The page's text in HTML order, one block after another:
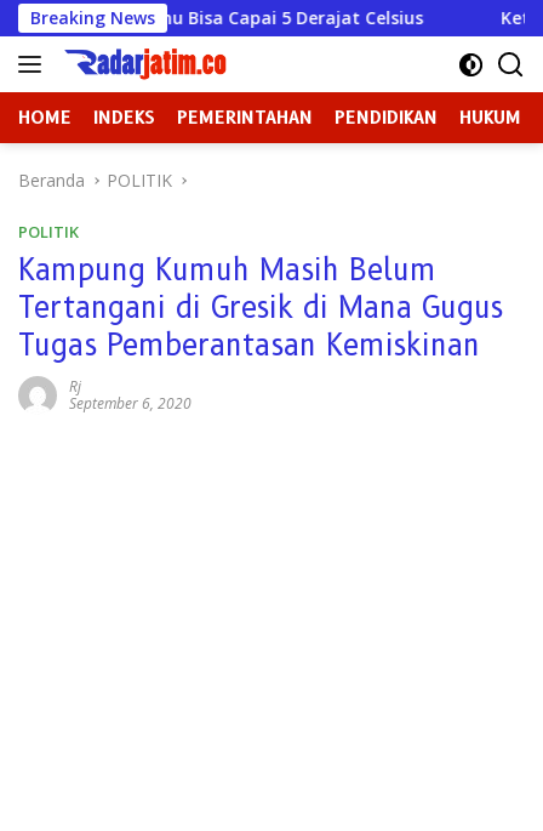
Langsung
ke
konten
Breaking News
Bisa Capai 5 Derajat Celsius Ketika Kekuasaan Lupa
HOME INDEKS PEMERINTAHAN PENDIDIKAN HUKUM
Beranda POLITIK
POLITIK
Kampung Kumuh Masih Belum
Tertangani di Gresik di Mana Gugus
Tugas Pemberantasan Kemiskinan
Rj
September 6, 2020